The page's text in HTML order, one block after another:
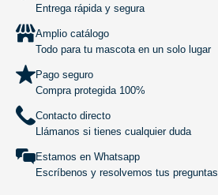
Entrega rápida y segura
Amplio catálogo
Todo para tu mascota en un solo lugar
Pago seguro
Compra protegida 100%
Contacto directo
Llámanos si tienes cualquier duda
Estamos en Whatsapp
Escríbenos y resolvemos tus preguntas